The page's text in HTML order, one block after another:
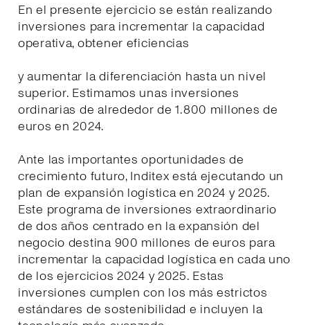
En el presente ejercicio se están realizando
inversiones para incrementar la capacidad
operativa, obtener eficiencias
y aumentar la diferenciación hasta un nivel
superior. Estimamos unas inversiones
ordinarias de alrededor de 1.800 millones de
euros en 2024.
Ante las importantes oportunidades de
crecimiento futuro, Inditex está ejecutando un
plan de expansión logística en 2024 y 2025.
Este programa de inversiones extraordinario
de dos años centrado en la expansión del
negocio destina 900 millones de euros para
incrementar la capacidad logística en cada uno
de los ejercicios 2024 y 2025. Estas
inversiones cumplen con los más estrictos
estándares de sostenibilidad e incluyen la